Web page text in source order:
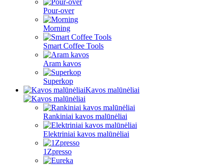
Pour-over
Morning
Smart Coffee Tools
Aram kavos
Superkop
Kavos malūnėliai
Rankiniai kavos malūnėliai
Elektriniai kavos malūnėliai
1Zpresso